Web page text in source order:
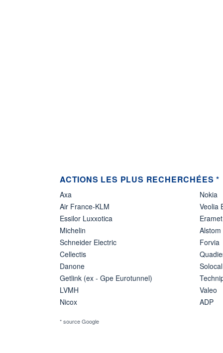
ACTIONS LES PLUS RECHERCHÉES *
Axa
Air France-KLM
Essilor Luxxotica
Michelin
Schneider Electric
Cellectis
Danone
Getlink (ex - Gpe Eurotunnel)
LVMH
Nicox
Nokia
Veolia
Eramet
Alstom
Forvia
Solocal
Valeo
ADP
* source Google